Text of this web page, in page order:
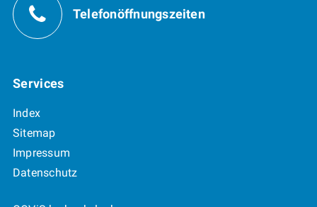
Telefonöffnungszeiten
Services
Index
Sitemap
Impressum
Datenschutz